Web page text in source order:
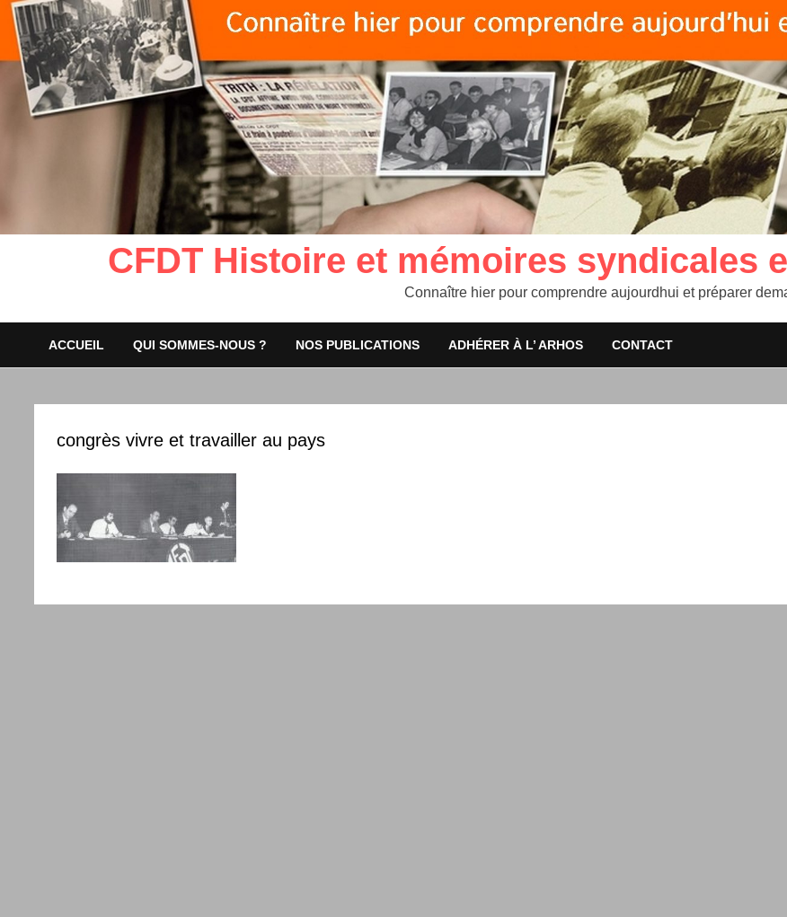
CFDT Histoire et mémoires syndicales
Connaître hier pour comprendre aujourdhui et préparer
ACCUEIL QUI SOMMES-NOUS ? NOS PUBLICATIONS ADHÉRER À L’ ARHOS CONTACT
congrès vivre et travailler au pays